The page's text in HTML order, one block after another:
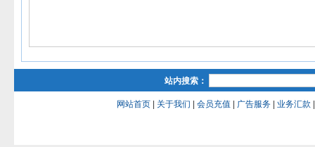
站内搜索：
网站首页 关于我们 会员充值 广告服务 业务汇款